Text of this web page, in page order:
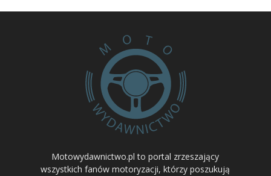
Motowydawnictwo.pl to portal zrzeszający
wszystkich fanów motoryzacji, którzy poszukują